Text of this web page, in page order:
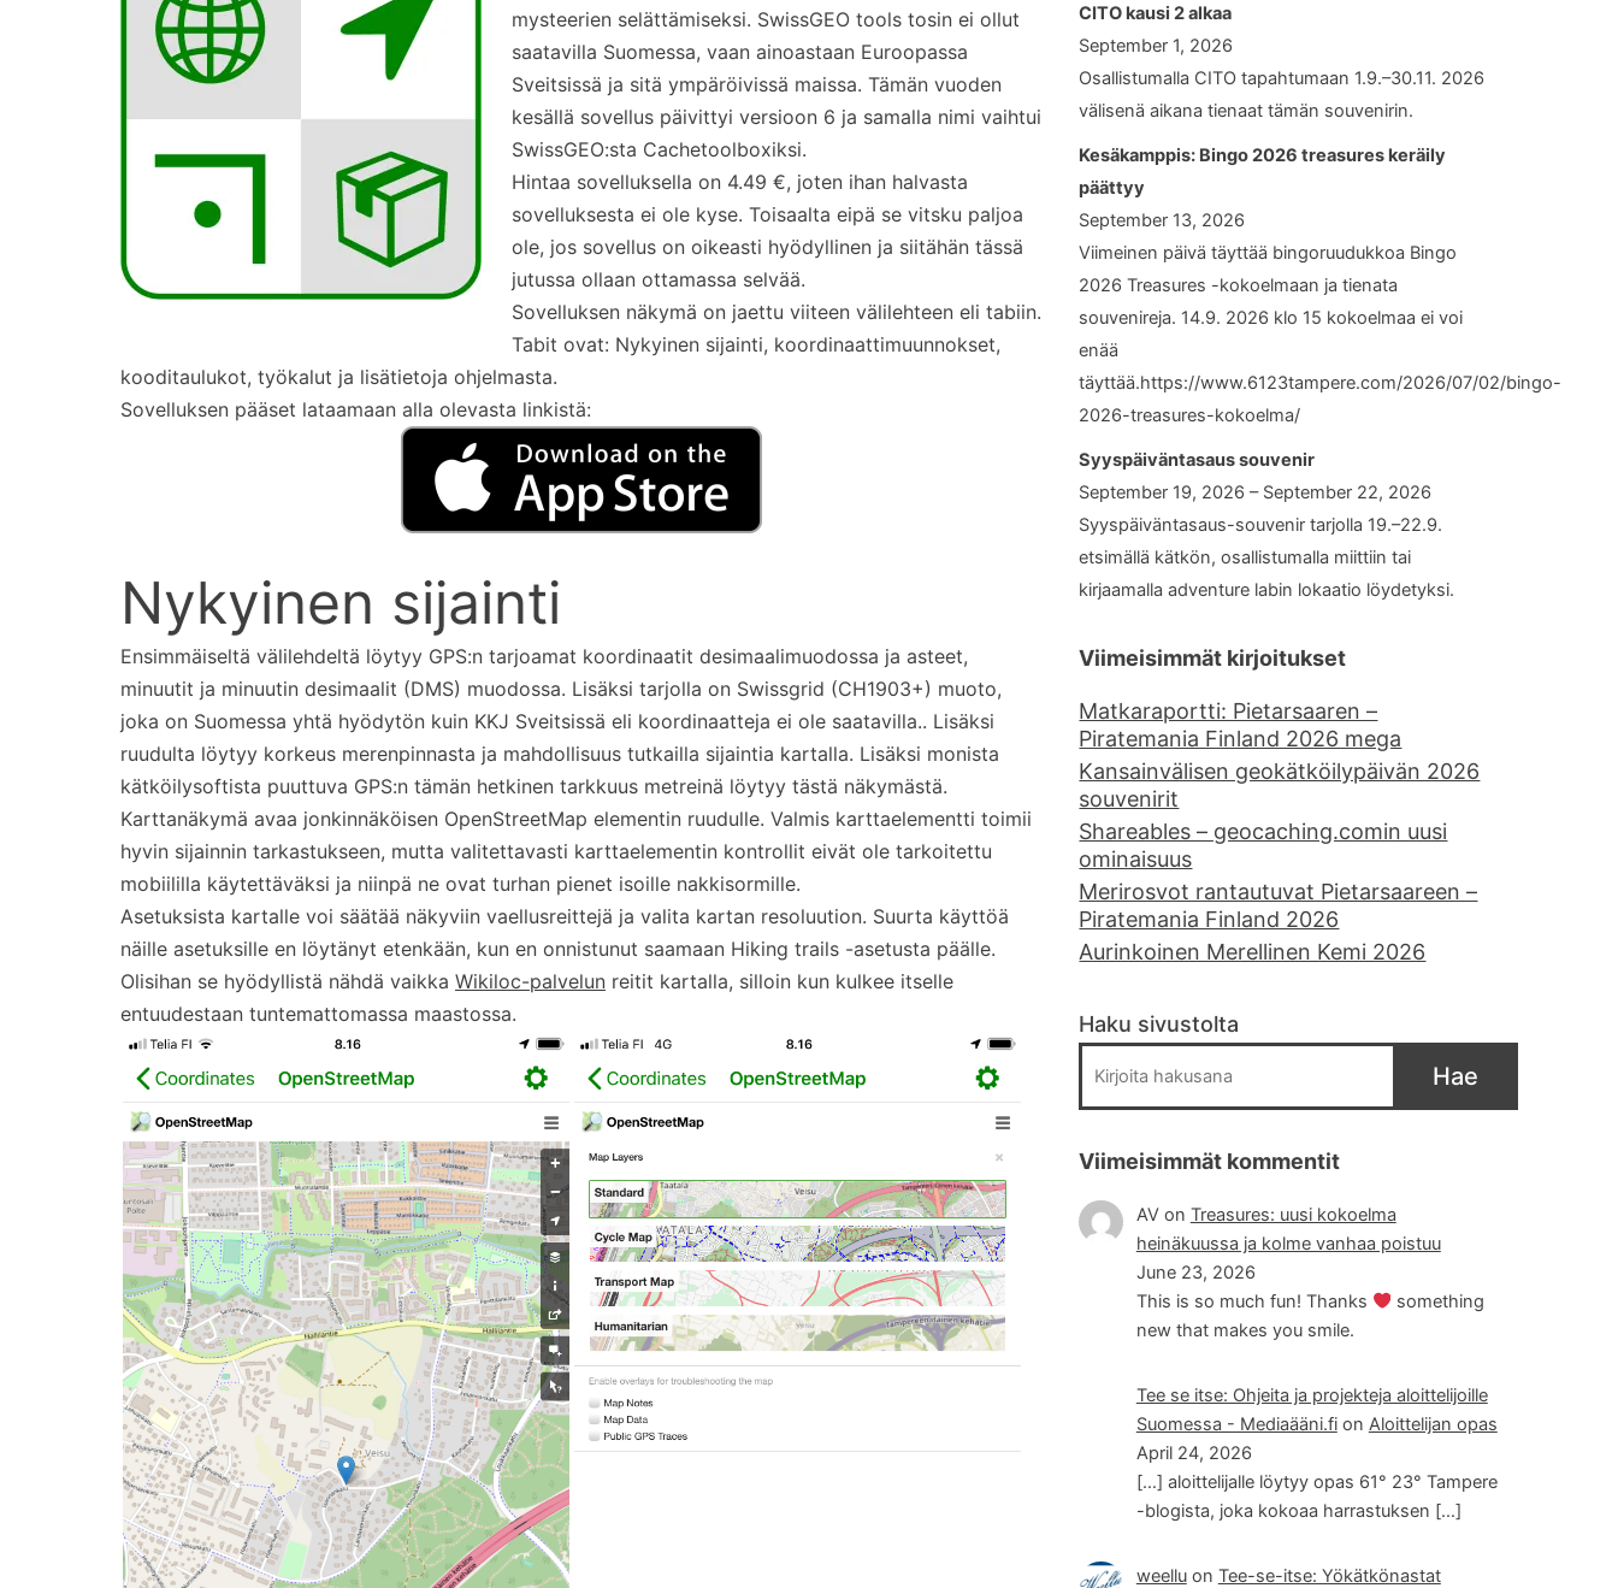
mysteerien selättämiseksi. SwissGEO tools tosin ei ollut
saatavilla Suomessa, vaan ainoastaan Euroopassa
Sveitsissä ja sitä ympäröivissä maissa. Tämän vuoden
kesällä sovellus päivittyi versioon 6 ja samalla nimi vaihtui
SwissGEO:sta Cachetoolboxiksi.
Hintaa sovelluksella on 4.49 €, joten ihan halvasta
sovelluksesta ei ole kyse. Toisaalta eipä se vitsku paljoa
ole, jos sovellus on oikeasti hyödyllinen ja siitähän tässä
jutussa ollaan ottamassa selvää.
Sovelluksen näkymä on jaettu viiteen välilehteen eli tabiin.
Tabit ovat: Nykyinen sijainti, koordinaattimuunnokset,
kooditaulukot, työkalut ja lisätietoja ohjelmasta.
Sovelluksen pääset lataamaan alla olevasta linkistä:
Nykyinen sijainti
Ensimmäiseltä välilehdeltä löytyy GPS:n tarjoamat koordinaatit desimaalimuodossa ja asteet,
minuutit ja minuutin desimaalit (DMS) muodossa. Lisäksi tarjolla on Swissgrid (CH1903+) muoto,
joka on Suomessa yhtä hyödytön kuin KKJ Sveitsissä eli koordinaatteja ei ole saatavilla.. Lisäksi
ruudulta löytyy korkeus merenpinnasta ja mahdollisuus tutkailla sijaintia kartalla. Lisäksi monista
kätköilysoftista puuttuva GPS:n tämän hetkinen tarkkuus metreinä löytyy tästä näkymästä.
Karttanäkymä avaa jonkinnäköisen OpenStreetMap elementin ruudulle. Valmis karttaelementti toimii
hyvin sijainnin tarkastukseen, mutta valitettavasti karttaelementin kontrollit eivät ole tarkoitettu
mobiililla käytettäväksi ja niinpä ne ovat turhan pienet isoille nakkisormille.
Asetuksista kartalle voi säätää näkyviin vaellusreittejä ja valita kartan resoluution. Suurta käyttöä
näille asetuksille en löytänyt etenkään, kun en onnistunut saamaan Hiking trails -asetusta päälle.
Olisihan se hyödyllistä nähdä vaikka Wikiloc-palvelun reitit kartalla, silloin kun kulkee itselle
entuudestaan tuntemattomassa maastossa.
CITO kausi 2 alkaa
September 1, 2026
Osallistumalla CITO tapahtumaan 1.9.–30.11. 2026
välisenä aikana tienaat tämän souvenirin.
Kesäkamppis: Bingo 2026 treasures keräily
päättyy
September 13, 2026
Viimeinen päivä täyttää bingoruudukkoa Bingo
2026 Treasures -kokoelmaan ja tienata
souvenireja. 14.9. 2026 klo 15 kokoelmaa ei voi
enää
täyttää.https://www.6123tampere.com/2026/07/02/bingo-
2026-treasures-kokoelma/
Syyspäiväntasaus souvenir
September 19, 2026 – September 22, 2026
Syyspäiväntasaus-souvenir tarjolla 19.–22.9.
etsimällä kätkön, osallistumalla miittiin tai
kirjaamalla adventure labin lokaatio löydetyksi.
Viimeisimmät kirjoitukset
Matkaraportti: Pietarsaaren –
Piratemania Finland 2026 mega
Kansainvälisen geokätköilypäivän 2026
souvenirit
Shareables – geocaching.comin uusi
ominaisuus
Merirosvot rantautuvat Pietarsaareen –
Piratemania Finland 2026
Aurinkoinen Merellinen Kemi 2026
Haku sivustolta
Hae
Viimeisimmät kommentit
AVon Treasures: uusi kokoelma
heinäkuussa ja kolme vanhaa poistuu
June 23, 2026
This is so much fun! Thanks
something
new that makes you smile.
Tee se itse: Ohjeita ja projekteja aloittelijoille
Suomessa - Mediaääni.fion Aloittelijan opas
April 24, 2026
[…] aloittelijalle löytyy opas 61° 23° Tampere
-blogista, joka kokoaa harrastuksen […]
weelluon Tee-se-itse: Yökätkönastat